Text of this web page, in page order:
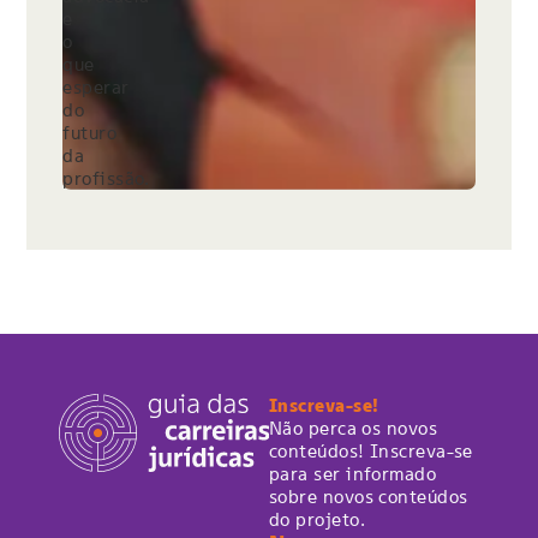
o
que
esperar
do
futuro
da
profissão.
Inscreva-se!
Não perca os novos
conteúdos! Inscreva-se
para ser informado
sobre novos conteúdos
do projeto.